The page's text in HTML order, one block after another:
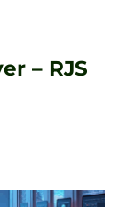
– RJS